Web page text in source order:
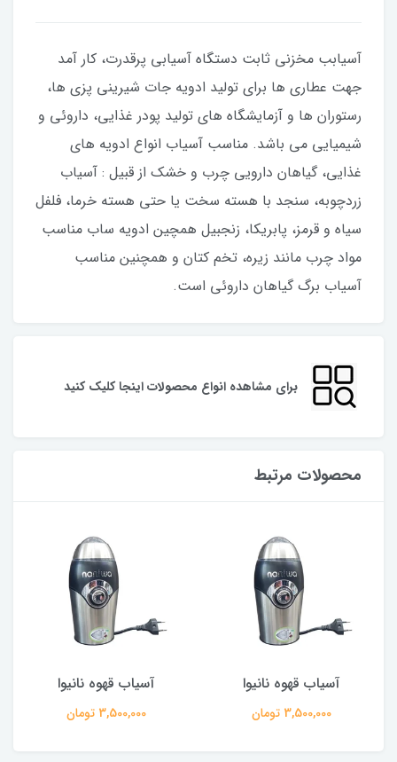
آسیابب مخزنی ثابت دستگاه آسیابی پرقدرت، کار آمد
جهت عطاری ها برای تولید ادویه جات شیرینی پزی ها،
رستوران ها و آزمایشگاه های تولید پودر غذایی، داروئی و
شیمیایی می باشد. مناسب آسیاب انواع ادویه های
غذایی، گیاهان دارویی چرب و خشک از قبیل : آسیاب
زردچوبه، سنجد با هسته سخت یا حتی هسته خرما، فلفل
سیاه و قرمز، پابریکا، زنجبیل همچین ادویه ساب مناسب
مواد چرب مانند زیره، تخم کتان و همچنین مناسب
آسیاب برگ گیاهان داروئی است.
برای مشاهده انواع محصولات اینجا کلیک کنید
محصولات مرتبط
آسیاب قهوه نانیوا
3,500,000 تومان
آسیاب قهوه نانیوا
3,500,000 تومان